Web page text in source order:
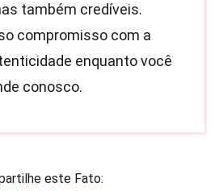
também credíveis.
compromisso com a
enquanto você
conosco.
este Fato: